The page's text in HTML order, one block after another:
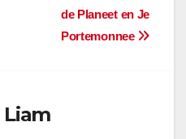
de Planeet en Je
Portemonnee
Liam